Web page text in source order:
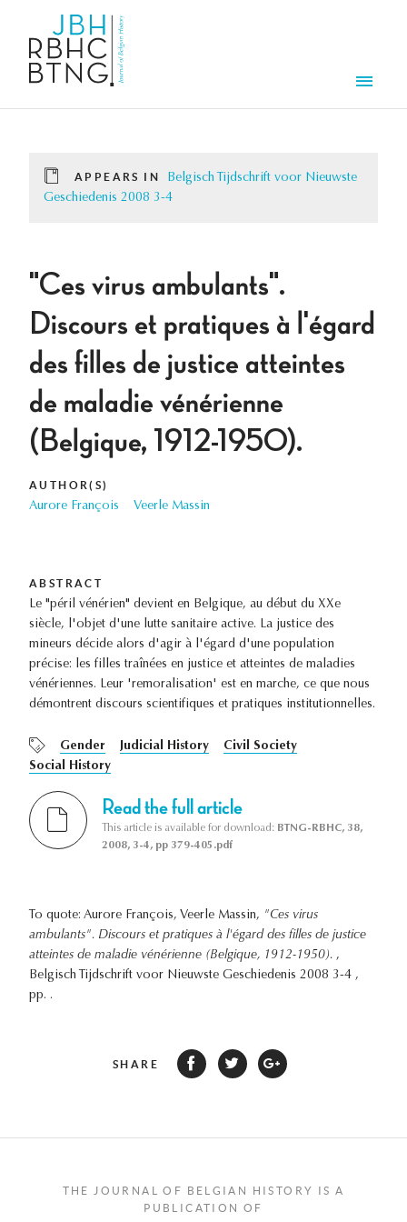
APPEARS IN
Belgisch Tijdschrift voor Nieuwste
Geschiedenis 2008 3-4
"Ces virus ambulants".
Discours et pratiques à l'égard
des filles de justice atteintes
de maladie vénérienne
(Belgique, 1912-1950).
AUTHOR(S)
Aurore François Veerle Massin
ABSTRACT
Le "péril vénérien" devient en Belgique, au début du XXe
siècle, l'objet d'une lutte sanitaire active. La justice des
mineurs décide alors d'agir à l'égard d'une population
précise: les filles traînées en justice et atteintes de maladies
vénériennes. Leur 'remoralisation' est en marche, ce que nous
démontrent discours scientifiques et pratiques institutionnelles.
Gender Judicial History
Civil Society
Social History
Read the full article
This article is available for download: BTNG-RBHC, 38,
2008, 3-4, pp 379-405.pdf
To quote: Aurore François, Veerle Massin, "Ces virus
ambulants". Discours et pratiques à l'égard des filles de justice
atteintes de maladie vénérienne (Belgique, 1912-1950). ,
Belgisch Tijdschrift voor Nieuwste Geschiedenis 2008 3-4 ,
pp. .
SHARE
THE JOURNAL OF BELGIAN HISTORY IS A
PUBLICATION OF